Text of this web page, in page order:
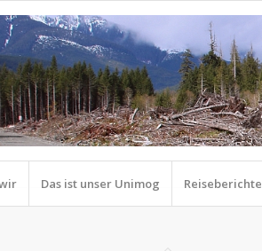
Das ist unser Unimog Reiseberichte